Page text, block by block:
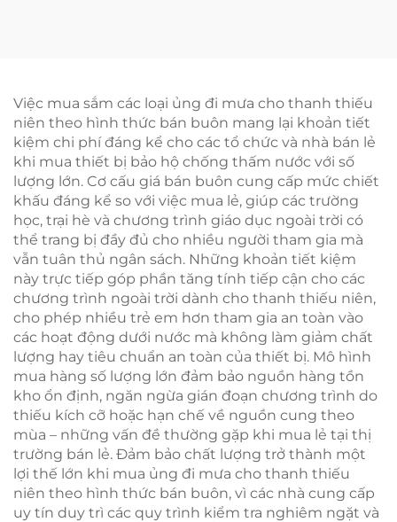
Việc mua sắm các loại ủng đi mưa cho thanh thiếu
niên theo hình thức bán buôn mang lại khoản tiết
kiệm chi phí đáng kể cho các tổ chức và nhà bán lẻ
khi mua thiết bị bảo hộ chống thấm nước với số
lượng lớn. Cơ cấu giá bán buôn cung cấp mức chiết
khấu đáng kể so với việc mua lẻ, giúp các trường
học, trại hè và chương trình giáo dục ngoài trời có
thể trang bị đầy đủ cho nhiều người tham gia mà
vẫn tuân thủ ngân sách. Những khoản tiết kiệm
này trực tiếp góp phần tăng tính tiếp cận cho các
chương trình ngoài trời dành cho thanh thiếu niên,
cho phép nhiều trẻ em hơn tham gia an toàn vào
các hoạt động dưới nước mà không làm giảm chất
lượng hay tiêu chuẩn an toàn của thiết bị. Mô hình
mua hàng số lượng lớn đảm bảo nguồn hàng tồn
kho ổn định, ngăn ngừa gián đoạn chương trình do
thiếu kích cỡ hoặc hạn chế về nguồn cung theo
mùa – những vấn đề thường gặp khi mua lẻ tại thị
trường bán lẻ. Đảm bảo chất lượng trở thành một
lợi thế lớn khi mua ủng đi mưa cho thanh thiếu
niên theo hình thức bán buôn, vì các nhà cung cấp
uy tín duy trì các quy trình kiểm tra nghiêm ngặt và